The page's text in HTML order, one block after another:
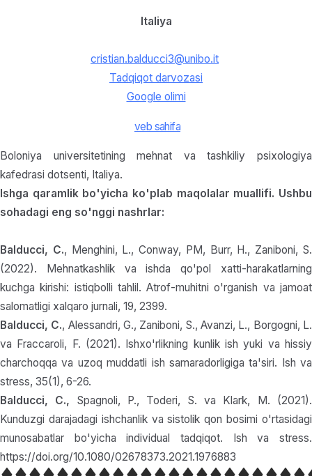
Italiya
cristian.balducci3@unibo.it
Tadqiqot darvozasi
Google olimi
veb sahifa
Boloniya universitetining mehnat va tashkiliy psixologiya
kafedrasi dotsenti, Italiya.
Ishga qaramlik bo'yicha ko'plab maqolalar muallifi. Ushbu
sohadagi eng so'nggi nashrlar:
Balducci, C., Menghini, L., Conway, PM, Burr, H., Zaniboni, S.
(2022). Mehnatkashlik va ishda qo'pol xatti-harakatlarning
kuchga kirishi: istiqbolli tahlil. Atrof-muhitni o'rganish va jamoat
salomatligi xalqaro jurnali, 19, 2399.
Balducci, C., Alessandri, G., Zaniboni, S., Avanzi, L., Borgogni, L.
va Fraccaroli, F. (2021). Ishxo'rlikning kunlik ish yuki va hissiy
charchoqqa va uzoq muddatli ish samaradorligiga ta'siri. Ish va
stress, 35(1), 6-26.
Balducci, C., Spagnoli, P., Toderi, S. va Klark, M. (2021).
Kunduzgi darajadagi ishchanlik va sistolik qon bosimi o'rtasidagi
munosabatlar bo'yicha individual tadqiqot. Ish va stress.
https://doi.org/10.1080/02678373.2021.1976883